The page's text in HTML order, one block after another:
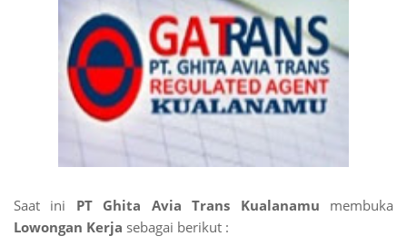
Saat ini PT Ghita Avia Trans Kualanamu membuka
Lowongan Kerja sebagai berikut :